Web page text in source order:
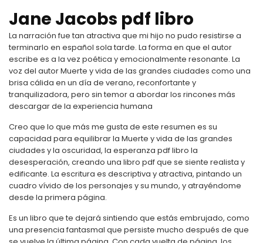
Jane Jacobs pdf libro
La narración fue tan atractiva que mi hijo no pudo resistirse a
terminarlo en español sola tarde. La forma en que el autor
escribe es a la vez poética y emocionalmente resonante. La
voz del autor Muerte y vida de las grandes ciudades como una
brisa cálida en un día de verano, reconfortante y
tranquilizadora, pero sin temor a abordar los rincones más
descargar de la experiencia humana
Creo que lo que más me gusta de este resumen es su
capacidad para equilibrar la Muerte y vida de las grandes
ciudades y la oscuridad, la esperanza pdf libro la
desesperación, creando una libro pdf que se siente realista y
edificante. La escritura es descriptiva y atractiva, pintando un
cuadro vívido de los personajes y su mundo, y atrayéndome
desde la primera página.
Es un libro que te dejará sintiendo que estás embrujado, como
una presencia fantasmal que persiste mucho después de que